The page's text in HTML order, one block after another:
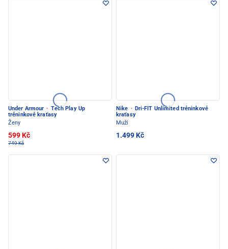
Under Armour · Tech Play Up
tréninkové kraťasy
Ženy
599 Kč
749 Kč
Nike · Dri-FIT Unlimited tréninkové
kraťasy
Muži
1.499 Kč